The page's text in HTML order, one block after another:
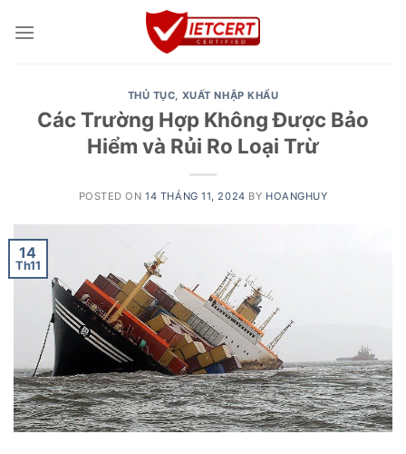
THỦ TỤC, XUẤT NHẬP KHẨU
Các Trường Hợp Không Được Bảo
Hiểm và Rủi Ro Loại Trừ
POSTED ON14 THÁNG 11, 2024 BY HOANGHUY
14
Th11